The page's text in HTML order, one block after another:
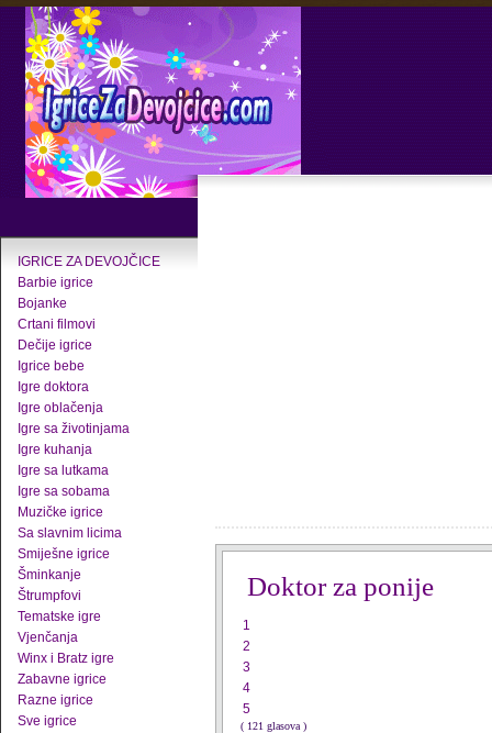
IGRICE ZA DEVOJČICE
Barbie igrice
Bojanke
Crtani filmovi
Dečije igrice
Igrice bebe
Igre doktora
Igre oblačenja
Igre sa životinjama
Igre kuhanja
Igre sa lutkama
Igre sa sobama
Muzičke igrice
Sa slavnim licima
Smiješne igrice
Šminkanje
Štrumpfovi
Tematske igre
Vjenčanja
Winx i Bratz igre
Zabavne igrice
Razne igrice
Sve igrice
Doktor za ponije
1
2
3
4
5
( 121 glasova )